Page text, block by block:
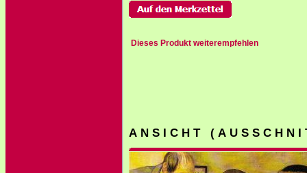
Dieses Produkt weiterempfehlen
A N S I C H T ( A U S S C H N